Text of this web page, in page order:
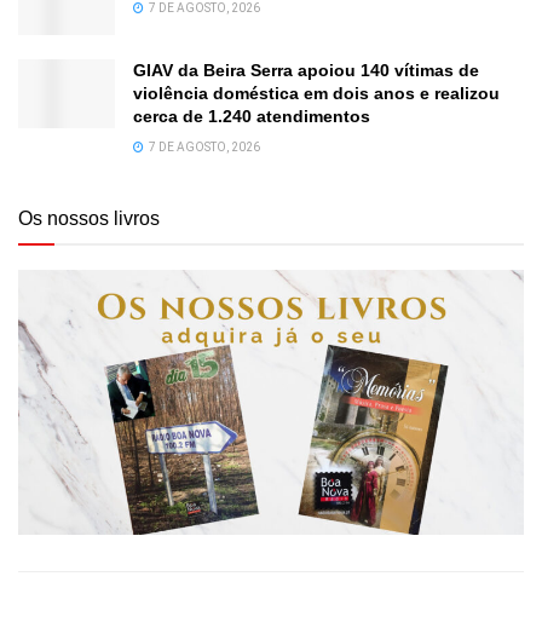
7 DE AGOSTO, 2026
GIAV da Beira Serra apoiou 140 vítimas de
violência doméstica em dois anos e realizou
cerca de 1.240 atendimentos
7 DE AGOSTO, 2026
Os nossos livros